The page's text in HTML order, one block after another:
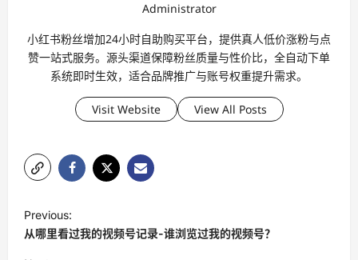
Administrator
小红书粉丝增加24小时自助购买平台，提供真人低价涨粉与点
赞一站式服务。源头渠道保障粉丝质量与性价比，全自动下单
系统即时生效，适合品牌推广与账号权重提升需求。
Visit Website View All Posts
P
o
s
Previous:
从哪里看过我的视频号记录-谁浏览过我的视频号？